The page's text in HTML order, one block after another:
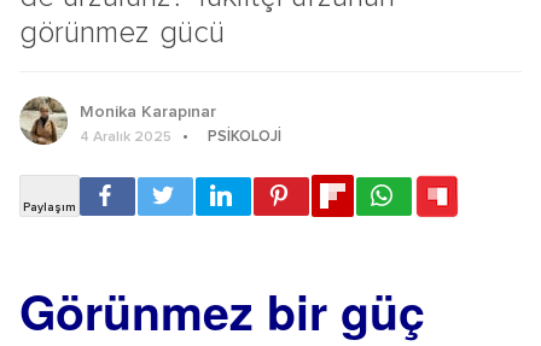
görünmez gücü
Monika Karapınar
4 Aralık 2025 PSIKOLOJI
Görünmez bir güç